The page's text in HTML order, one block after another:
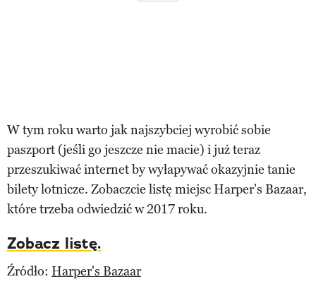
W tym roku warto jak najszybciej wyrobić sobie
paszport (jeśli go jeszcze nie macie) i już teraz
przeszukiwać internet by wyłapywać okazyjnie tanie
bilety lotnicze. Zobaczcie listę miejsc Harper's Bazaar,
które trzeba odwiedzić w 2017 roku.
Zobacz listę.
Źródło: Harper's Bazaar